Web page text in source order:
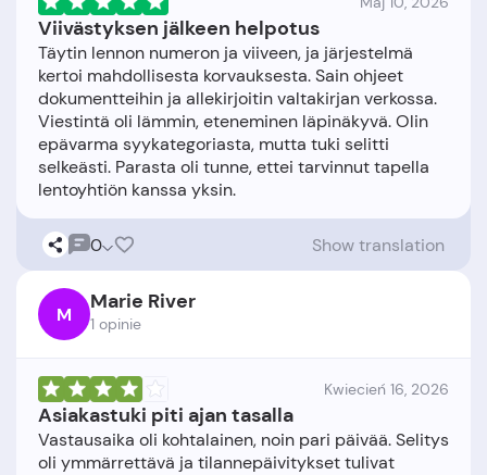
Viivästyksen jälkeen helpotus
Täytin lennon numeron ja viiveen, ja järjestelmä
kertoi mahdollisesta korvauksesta. Sain ohjeet
dokumentteihin ja allekirjoitin valtakirjan verkossa.
Viestintä oli lämmin, eteneminen läpinäkyvä. Olin
epävarma syykategoriasta, mutta tuki selitti
selkeästi. Parasta oli tunne, ettei tarvinnut tapella
0 Show translation
M Marie River
1 opinie
Kwiecień 16, 2026
Asiakastuki piti ajan tasalla
Vastausaika oli kohtalainen, noin pari päivää. Selitys
oli ymmärrettävä ja tilannepäivitykset tulivat